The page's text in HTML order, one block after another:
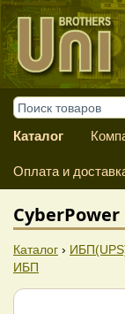
Каталог
Оплата и
CyberPower
Каталог ›
ИБП